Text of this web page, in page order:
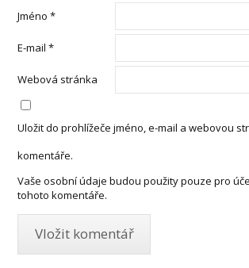
Jméno*
E-mail*
Webová stránka
Uložit do prohlížeče jméno, e-mail a webovou
komentáře.
Vaše osobní údaje budou použity pouze pro
tohoto komentáře.